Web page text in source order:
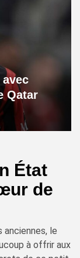
Qatar
État
de
le
à offrir aux